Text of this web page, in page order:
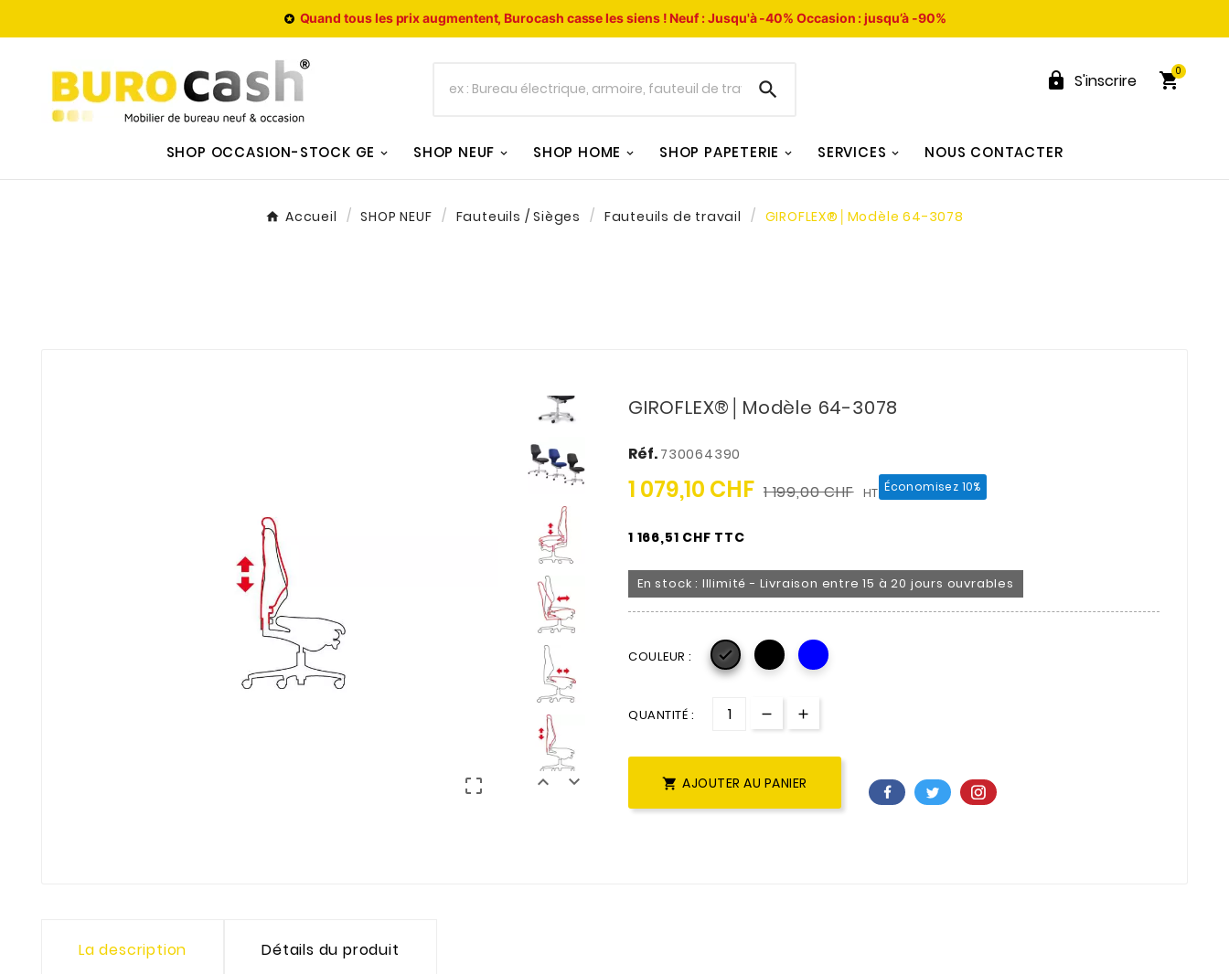
 Quand tous les prix augmentent, Burocash casse les siens !Neuf : Jusqu'à -40%Occasion : jusqu’à -90%
  S'inscrire 
0
SHOP OCCASION-STOCK GE SHOP NEUF SHOP HOME SHOP PAPETERIE SERVICES NOUS CONTACTER
Accueil SHOP NEUF Fauteuils / Sièges Fauteuils de travail GIROFLEX®│Modèle 64-3078
  
GIROFLEX®│Modèle 64-3078
Réf. 730064390
1 079,10 CHF 1 199,00 CHF HT Économisez 10%
1 166,51 CHF TTC
En stock : Illimité - Livraison entre 15 à 20 jours ouvrables
COULEUR : 
QUANTITÉ :
 AJOUTER AU PANIER
La description Détails du produit